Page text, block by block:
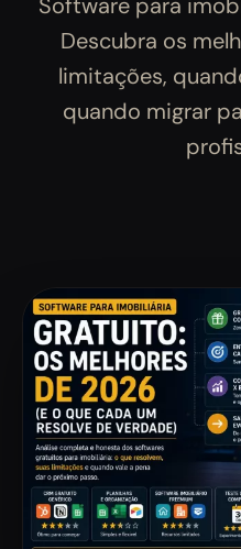
Software para
Descubra os
limitações,
quando migrar